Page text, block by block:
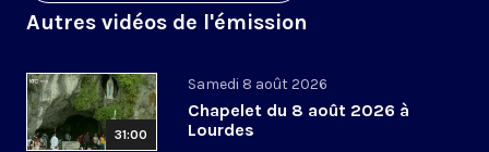
Autres vidéos de l'émission
31:00
Samedi 8 août 2026
Chapelet du 8 août 2026 à
Lourdes